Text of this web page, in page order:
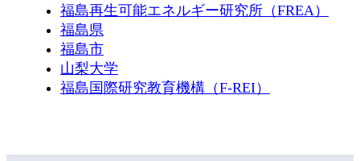
福島再生可能エネルギー研究所（FREA）
福島県
福島市
山梨大学
福島国際研究教育機構（F-REI）